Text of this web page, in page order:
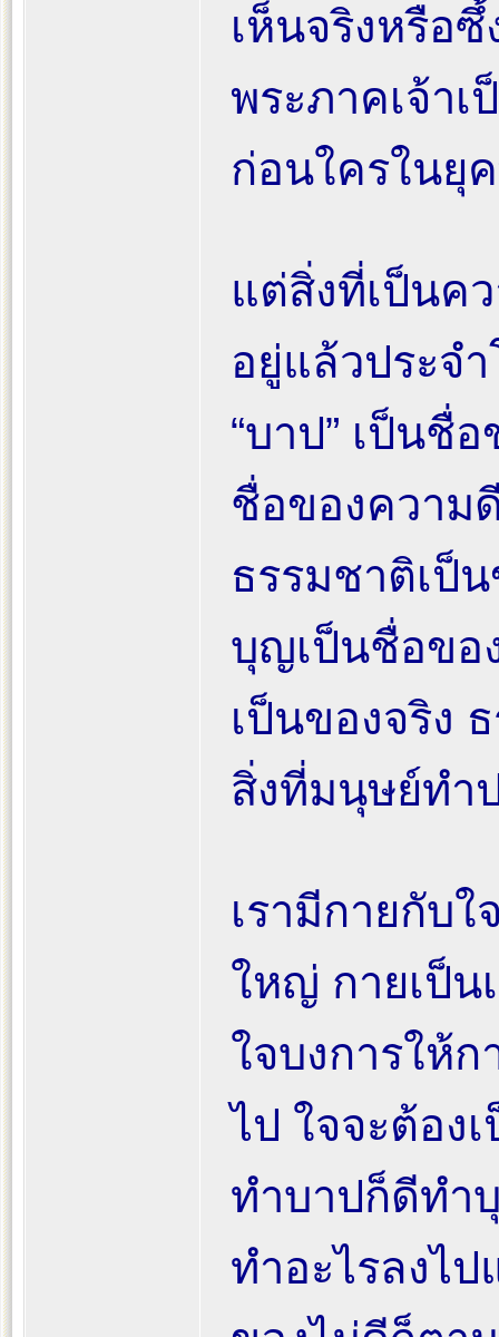
เห็นจริงหรือ
พระภาคเจ้า
ก่อนใครในยุ
แต่สิ่งที่เป็นค
อยู่แล้วประจ
“บาป” เป็นชื่
ชื่อของความ
ธรรมชาติเป็
บุญเป็นชื่อขอ
เป็นของจริง
สิ่งที่มนุษย์ทำ
เรามีกายกับใ
ใหญ่ กายเป็น
ใจบงการให้ก
ไป ใจจะต้อง
ทำบาปก็ดีทำ
ทำอะไรลงไ